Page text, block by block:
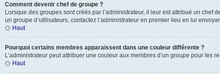
Comment devenir chef de groupe ?
Lorsque des groupes sont créés par l’administrateur, il leur est attribué un chef
un groupe d’utilisateurs, contactez l’administrateur en premier lieu en lui
Haut
Pourquoi certains membres apparaissent dans une couleur différente ?
L’administrateur peut attribuer une couleur aux membres d’un groupe pour les
Haut